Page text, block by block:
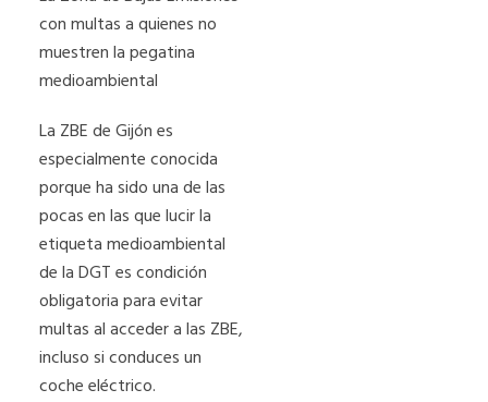
con multas a quienes no
muestren la pegatina
medioambiental
La ZBE de Gijón es
especialmente conocida
porque ha sido una de las
pocas en las que lucir la
etiqueta medioambiental
de la DGT es condición
obligatoria para evitar
multas al acceder a las ZBE,
incluso si conduces un
coche eléctrico.